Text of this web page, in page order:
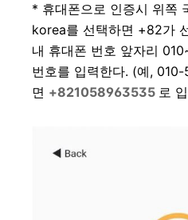
* 휴대폰으로 인증시 위쪽
korea를 선택하면 +82가
내 휴대폰 번호 앞자리
번호를 입력한다. (예,
면 +821058963535 로